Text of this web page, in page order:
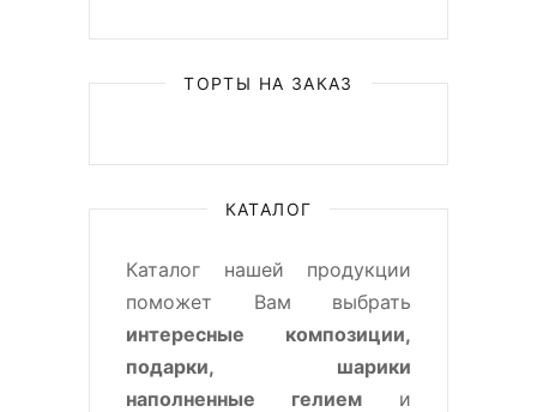
ТОРТЫ НА ЗАКАЗ
КАТАЛОГ
Каталог нашей продукции
поможет Вам выбрать
интересные композиции,
подарки, шарики
наполненные гелием и